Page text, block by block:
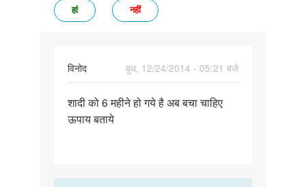
हां नहीं
विनोद
बुध, 12/24/2014 - 05:21 बजे
शादी
को
शादी को 6 महीने हो गये है अब बचा चाहिए
ऊपाय बताये